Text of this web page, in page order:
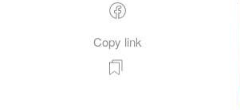
Copy link